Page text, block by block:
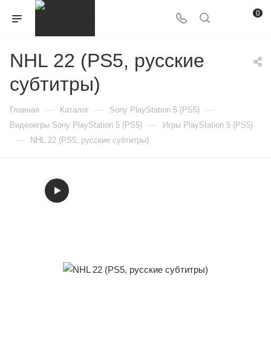
0
NHL 22 (PS5, русские
субтитры)
Главная — Каталог — Sony PlayStation 5 (PS5) —
Видеоигры Sony PlayStation 5 (PS5) — Игры PlayStation 5 (PS5)
— NHL 22 (PS5, русские субтитры)